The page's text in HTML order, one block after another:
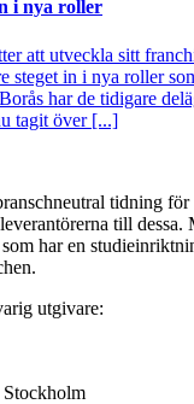
i nya roller
att utveckla sitt
steget in i nya roller
har de tidigare
tagit över [...]
tidning för
till dessa.
har en
utgivare:
Stockholm